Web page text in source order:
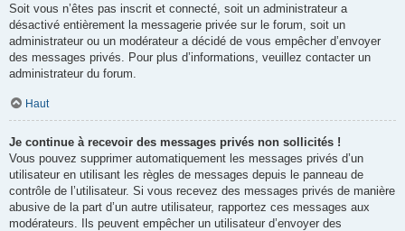
Soit vous n’êtes pas inscrit et connecté, soit un administrateur a
désactivé entièrement la messagerie privée sur le forum, soit un
administrateur ou un modérateur a décidé de vous empêcher d’envoyer
des messages privés. Pour plus d’informations, veuillez contacter un
administrateur du forum.
Haut
Je continue à recevoir des messages privés non sollicités !
Vous pouvez supprimer automatiquement les messages privés d’un
utilisateur en utilisant les règles de messages depuis le panneau de
contrôle de l’utilisateur. Si vous recevez des messages privés de manière
abusive de la part d’un autre utilisateur, rapportez ces messages aux
modérateurs. Ils peuvent empêcher un utilisateur d’envoyer des